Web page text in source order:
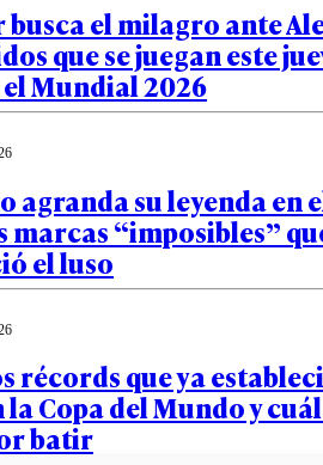
busca el milagro ante
que se juegan este
Mundial 2026
agranda su leyenda en
marcas “imposibles”
el luso
récords que ya
la Copa del Mundo y
batir